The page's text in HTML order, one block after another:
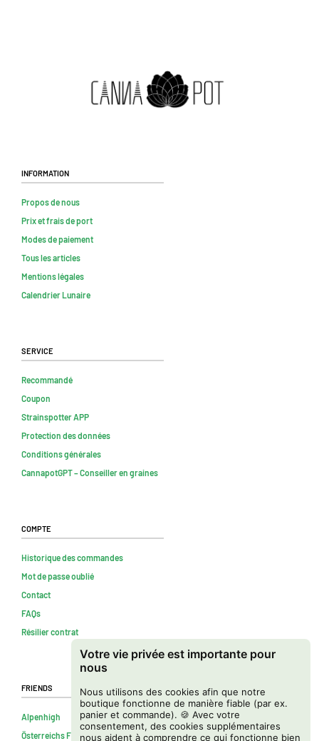
Votre vie privée est importante pour
nous
Nous utilisons des cookies afin que notre
boutique fonctionne de manière fiable (par ex.
panier et commande). 🍪 Avec votre
consentement, des cookies supplémentaires
nous aident à comprendre ce qui fonctionne bien
Information
Propos de nous
Prix et frais de port
Modes de paiement
Tous les articles
Mentions légales
Calendrier Lunaire
Service
Recommandé
Coupon
Strainspotter APP
Protection des données
Conditions générales
CannapotGPT – Conseiller en graines
Compte
Historique des commandes
Mot de passe oublié
Contact
FAQs
Résilier contrat
Friends
Alpenhigh
Österreichs Firmenverzeichnis